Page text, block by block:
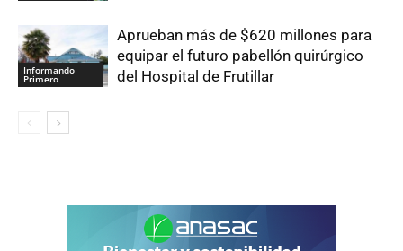
Informando
Primero
Aprueban más de $620 millones para
equipar el futuro pabellón quirúrgico
del Hospital de Frutillar